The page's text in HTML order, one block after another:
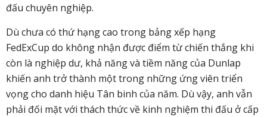
đấu chuyên nghiệp.
Dù chưa có thứ hạng cao trong bảng xếp hạng
FedExCup do không nhận được điểm từ chiến thắng khi
còn là nghiệp dư, khả năng và tiềm năng của Dunlap
khiến anh trở thành một trong những ứng viên triển
vọng cho danh hiệu Tân binh của năm. Dù vậy, anh vẫn
phải đối mặt với thách thức về kinh nghiệm thi đấu ở cấp